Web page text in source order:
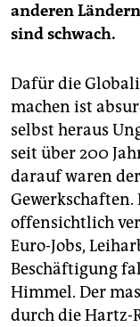
anderen
sind schwach.
Dafür die
machen ist
selbst heraus
seit über 200
darauf waren
offensichtlich
Euro-Jobs,
Beschäftigung
Himmel. Der
durch die Hartz-